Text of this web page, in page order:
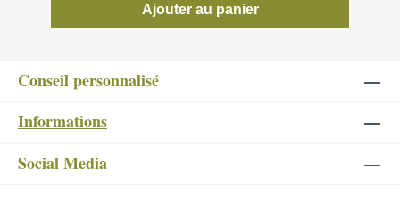
Ajouter au panier
Conseil personnalisé
Informations
Social Media